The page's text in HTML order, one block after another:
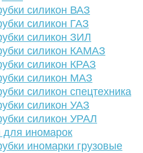
силикон ВАЗ
силикон ГАЗ
силикон ЗИЛ
силикон КАМАЗ
силикон КРАЗ
силикон МАЗ
силикон спецтехника
силикон УАЗ
силикон УРАЛ
для иномарок
иномарки грузовые